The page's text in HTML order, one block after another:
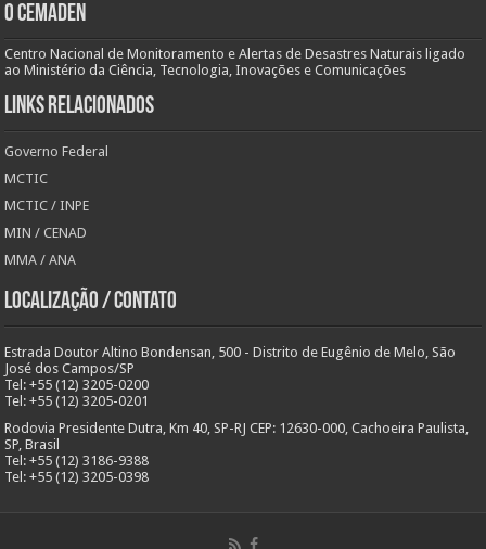
O Cemaden
Centro Nacional de Monitoramento e Alertas de Desastres Naturais ligado
ao Ministério da Ciência, Tecnologia, Inovações e Comunicações
Links Relacionados
Governo Federal
MCTIC
MCTIC / INPE
MIN / CENAD
MMA / ANA
Localização / Contato
Estrada Doutor Altino Bondensan, 500 - Distrito de Eugênio de Melo, São
José dos Campos/SP
Tel: +55 (12) 3205-0200
Tel: +55 (12) 3205-0201
Rodovia Presidente Dutra, Km 40, SP-RJ CEP: 12630-000, Cachoeira Paulista,
SP, Brasil
Tel: +55 (12) 3186-9388
Tel: +55 (12) 3205-0398